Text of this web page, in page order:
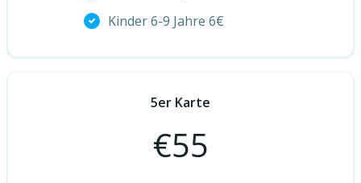
Kinder 6-9 Jahre 6€
5er Karte
€55